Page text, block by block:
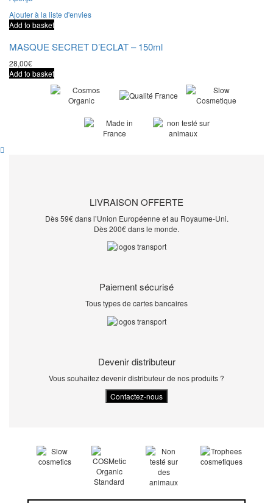
Ajouter à la liste d'envies
Add to basket
MASQUE SECRET D’ECLAT – 150ml
28,00€
Add to basket
LIVRAISON OFFERTE
Dès 59€ dans l’Union Européenne et au Royaume-Uni.
Dès 200€ dans le monde.
Paiement sécurisé
Tous types de cartes bancaires
Devenir distributeur
Vous souhaitez devenir distributeur de nos produits ?